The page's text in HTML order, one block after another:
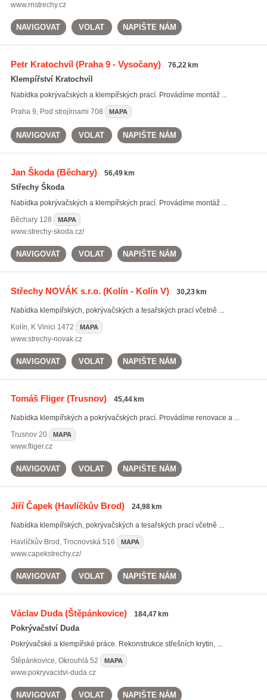
www.rnstrechy.cz
NAVIGOVAT VOLAT NAPIŠTE NÁM
Petr Kratochvíl(Praha 9 - Vysočany) 76,22 km
Klempířství Kratochvíl
Nabídka pokrývačských a klempířských prací. Provádíme montáž ...
Praha 9, Pod strojírnami 708 MAPA
NAVIGOVAT VOLAT NAPIŠTE NÁM
Jan Škoda(Běchary) 56,49 km
Střechy Škoda
Nabídka pokrývačských a klempířských prací. Provádíme montáž ...
Běchary128 MAPA
www.strechy-skoda.cz/
NAVIGOVAT VOLAT NAPIŠTE NÁM
Střechy NOVÁK s.r.o.(Kolín - Kolín V) 30,23 km
Nabídka klempířských, pokrývačských a tesařských prací včetně ...
Kolín, K Vinici 1472 MAPA
www.strechy-novak.cz
NAVIGOVAT VOLAT NAPIŠTE NÁM
Tomáš Fliger(Trusnov) 45,44 km
Nabídka klempířských a pokrývačských prací. Provádíme renovace a ...
Trusnov20 MAPA
www.fliger.cz
NAVIGOVAT VOLAT NAPIŠTE NÁM
Jiří Čapek(Havlíčkův Brod) 24,98 km
Nabídka klempířských, pokrývačských a tesařských prací včetně ...
Havlíčkův Brod , Trocnovská 516 MAPA
www.capekstrechy.cz/
NAVIGOVAT VOLAT NAPIŠTE NÁM
Václav Duda(Štěpánkovice) 184,47 km
Pokrývačství Duda
Pokrývačské a klempířské práce. Rekonstrukce střešních krytin, ...
Štěpánkovice, Okrouhlá 52 MAPA
www.pokryvacstvi-duda.cz
NAVIGOVAT VOLAT NAPIŠTE NÁM